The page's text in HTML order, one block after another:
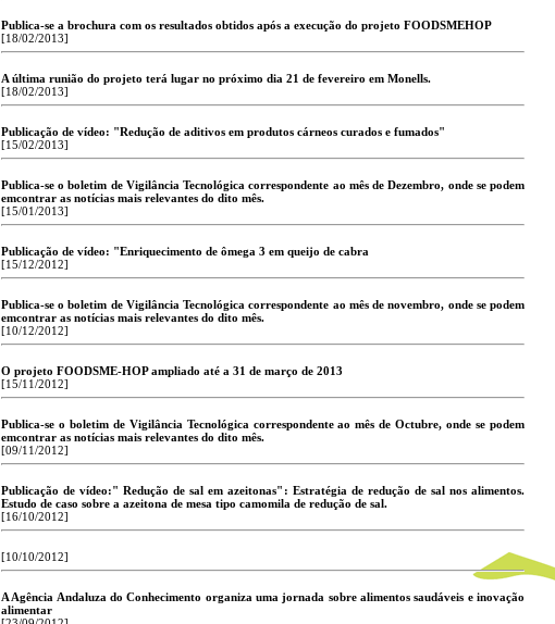
Publica-se a brochura com os resultados obtidos após a execução do projeto FOODSMEHOP
[18/02/2013]
A última runião do projeto terá lugar no próximo dia 21 de fevereiro em Monells.
[18/02/2013]
Publicação de vídeo: "Redução de aditivos em produtos cárneos curados e fumados"
[15/02/2013]
Publica-se o boletim de Vigilância Tecnológica correspondente ao mês de Dezembro, onde se podem
emcontrar as notícias mais relevantes do dito mês.
[15/01/2013]
Publicação de vídeo: "Enriquecimento de ômega 3 em queijo de cabra
[15/12/2012]
Publica-se o boletim de Vigilância Tecnológica correspondente ao mês de novembro, onde se podem
emcontrar as notícias mais relevantes do dito mês.
[10/12/2012]
O projeto FOODSME-HOP ampliado até a 31 de março de 2013
[15/11/2012]
Publica-se o boletim de Vigilância Tecnológica correspondente ao mês de Octubre, onde se podem
emcontrar as notícias mais relevantes do dito mês.
[09/11/2012]
Publicação de vídeo:" Redução de sal em azeitonas": Estratégia de redução de sal nos alimentos.
Estudo de caso sobre a azeitona de mesa tipo camomila de redução de sal.
[16/10/2012]
[10/10/2012]
A Agência Andaluza do Conhecimento organiza uma jornada sobre alimentos saudáveis e inovação
alimentar